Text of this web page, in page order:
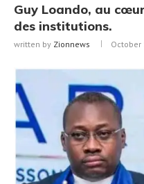
Guy Loando, au
des institutions.
written by Zionnews October